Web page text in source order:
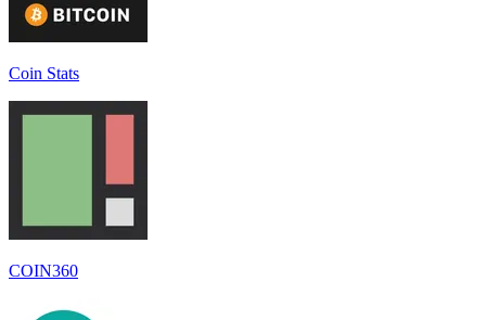
Coin Stats
COIN360